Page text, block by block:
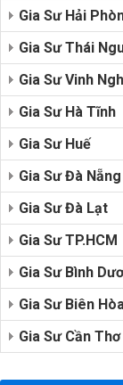
Gia Sư Hải
Gia Sư Thái
Gia Sư Vinh
Gia Sư Hà Tĩnh
Gia Sư Huế
Gia Sư Đà Nẵng
Gia Sư Đà Lạt
Gia Sư TP.HCM
Gia Sư Bình
Gia Sư Biên
Gia Sư Cần Thơ